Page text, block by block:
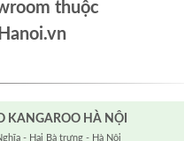
thuộc
KANGAROO HÀ NỘI
- Hai Bà trưng - Hà Nội